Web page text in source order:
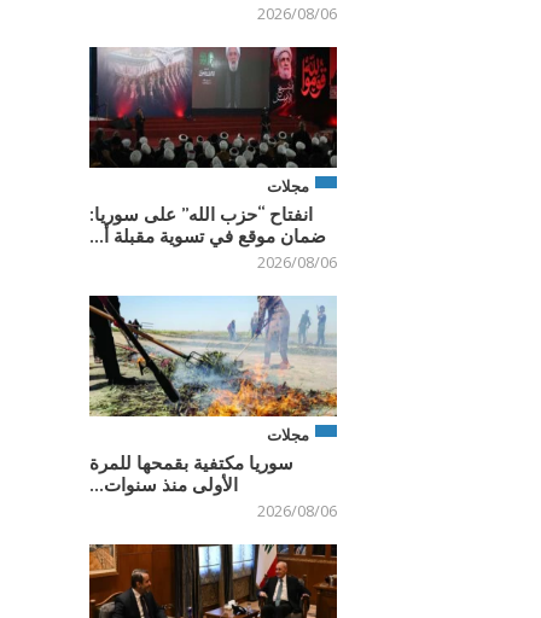
2026/08/06
مجلات
انفتاح “حزب الله” على سوريا:
ضمان موقع في تسوية مقبلة أ...
2026/08/06
مجلات
سوريا مكتفية بقمحها للمرة
الأولى منذ سنوات...
2026/08/06